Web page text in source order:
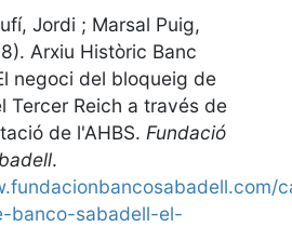
Jordi ; Marsal Puig,
Arxiu Històric Banc
negoci del bloqueig de
Tercer Reich a través de
de l'AHBS. Fundació
.
banco-sabadell-el-